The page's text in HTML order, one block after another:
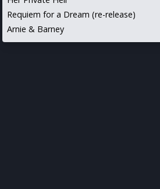
Requiem for a Dream (re-release)
Arnie & Barney